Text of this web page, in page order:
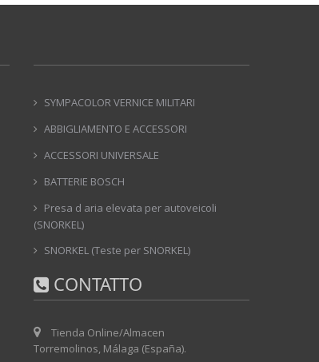
SYMPACOLOR VERNICE MILITARI
ABBIGLIAMENTO E ACCESSORI
ACCESSORI UNIVERSALE
BATTERIE BOSCH
Presa d aria elevata per autoveicoli
(SNORKEL)
SNORKEL (Teste per SNORKEL)
CONTATTO
Tienda Online/Almacen
Torremolinos, Málaga (España).‎